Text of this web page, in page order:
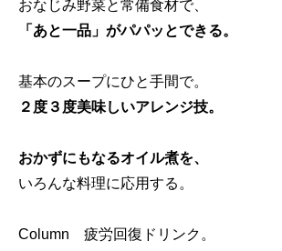
おなじみ野菜と常備食材で、
「あと一品」がパパッとできる。
基本のスープにひと手間で。
２度３度美味しいアレンジ技。
おかずにもなるオイル煮を、
いろんな料理に応用する。
Column 疲労回復ドリンク。